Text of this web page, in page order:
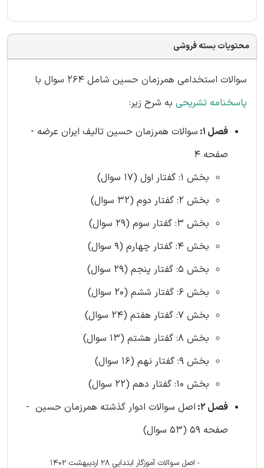
محتویات بسته فروشی
سوالات استخدامی همرزمان حسین شامل 264 سوال با
پاسخنامه تشریحی به شرح زیر:
فصل 1:
سوالات همرزمان حسین تالیف ایران عرضه -
صفحه 4
بخش 1: گفتار اول (17 سوال)
بخش 2: گفتار دوم (32 سوال)
بخش 3: گفتار سوم (29 سوال)
بخش 4: گفتار چهارم (9 سوال)
بخش 5: گفتار پنجم (29 سوال)
بخش 6: گفتار ششم (20 سوال)
بخش 7: گفتار هفتم (24 سوال)
بخش 8: گفتار هشتم (13 سوال)
بخش 9: گفتار نهم (16 سوال)
بخش 10: گفتار دهم (22 سوال)
فصل 2:
اصل سوالات ادوار گذشته همرزمان حسین -
صفحه 59 (53 سوال)
- اصل سوالات آموزگار ابتدایی 28 اردیبهشت 1402